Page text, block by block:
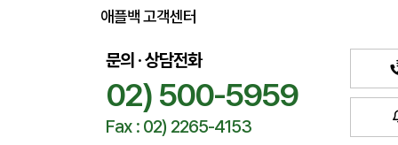
애플백 고객센터
문의 · 상담전화
02) 500-5959
Fax : 02) 2265-4153